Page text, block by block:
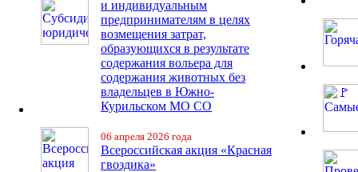
и индивидуальным
предпринимателям в целях
возмещения затрат,
образующихся в результате
содержания вольера для
содержания животных без
владельцев в Южно-
Курильском МО СО
06 апреля 2026 года
Всероссийская акция «Красная
гвоздика»